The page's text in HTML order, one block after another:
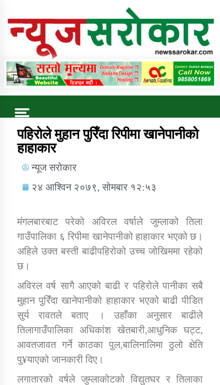
Online News Portal
Trending Now
कुषि बिकास कार्यालय जुम्ला सुचना सन्देश
डिभिजन कार्यालय जुम्लाको सुचना सन्देश
कर्णाली प्रविधि शिक्षालय जुम्लाको सुचना
सामाजिक बिकास कार्यालय जुम्लाकाे सुचना
पहिरोले मुहान पुरिँदा रिपीमा खानेपानीको
हाहाकार
न्यूज सरोकार
२४ आश्विन २०७९, सोमबार १२:५३
मंगलबारबाट परेको अविरल वर्षाले जुम्लाको तिला
गाउँपालिका ६ रिपीमा खानेपानीको हाहाकार भएको छ।
अहिले उक्त बस्ती बाढीपहिरोको उच्च जोखिममा रहेको
छ।
अविरल वर्ष सागै आएको बाढी र पहिरोले पानीका सबै
मुहान पुरिँदा खानेपानीको हाहाकार भएको बाढी पीडित
सुर्य रावतले बताए । उहाँका अनुसार बाढीले
तिलागाउँपालिका अधिकांश खेतबारी,आधुनिक घट्ट,
आवतजावत गर्ने काठका पुल,बालिनालिमा ठुलो क्षेति
पु¥याएको जानकारी दिए।
लगातारको वर्षले जुम्लाकोटको विद्युतघर र तिलाका